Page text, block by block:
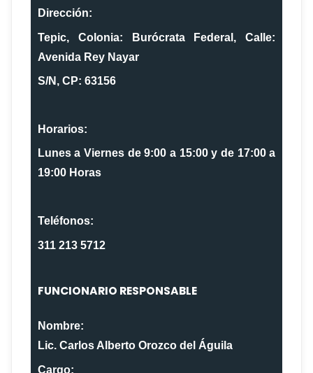
Dirección:
Tepic, Colonia: Burócrata Federal, Calle:
Avenida Rey Nayar
S/N, CP: 63156
Horarios:
Lunes a Viernes de 9:00 a 15:00 y de 17:00 a
19:00 Horas
Teléfonos:
311 213 5712
FUNCIONARIO RESPONSABLE
Nombre:
Lic. Carlos Alberto Orozco del Águila
Cargo: